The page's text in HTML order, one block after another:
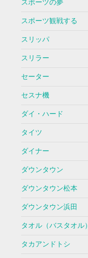
スポーツの夢
スポーツ観戦する
スリッパ
スリラー
セーター
セスナ機
ダイ・ハード
タイツ
ダイナー
ダウンタウン
ダウンタウン松本
ダウンタウン浜田
タオル（バスタオル）
タカアンドトシ